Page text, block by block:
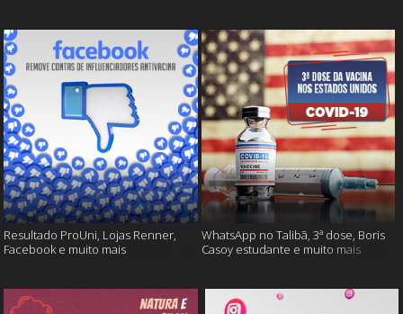
Resultado ProUni, Lojas Renner,
Facebook e muito mais
WhatsApp no Talibã, 3ª dose, Boris
Casoy estudante e muito mais